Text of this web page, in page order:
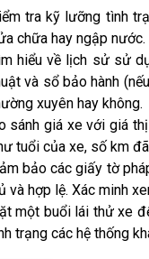
tra kỹ lưỡng tình
chữa hay ngập
hiểu về lịch sử sử
và sổ bảo hành
xuyên hay không.
sánh giá xe với giá
tuổi của xe, số km
bảo các giấy tờ
và hợp lệ. Xác minh
một buổi lái thử xe
trạng các hệ thống